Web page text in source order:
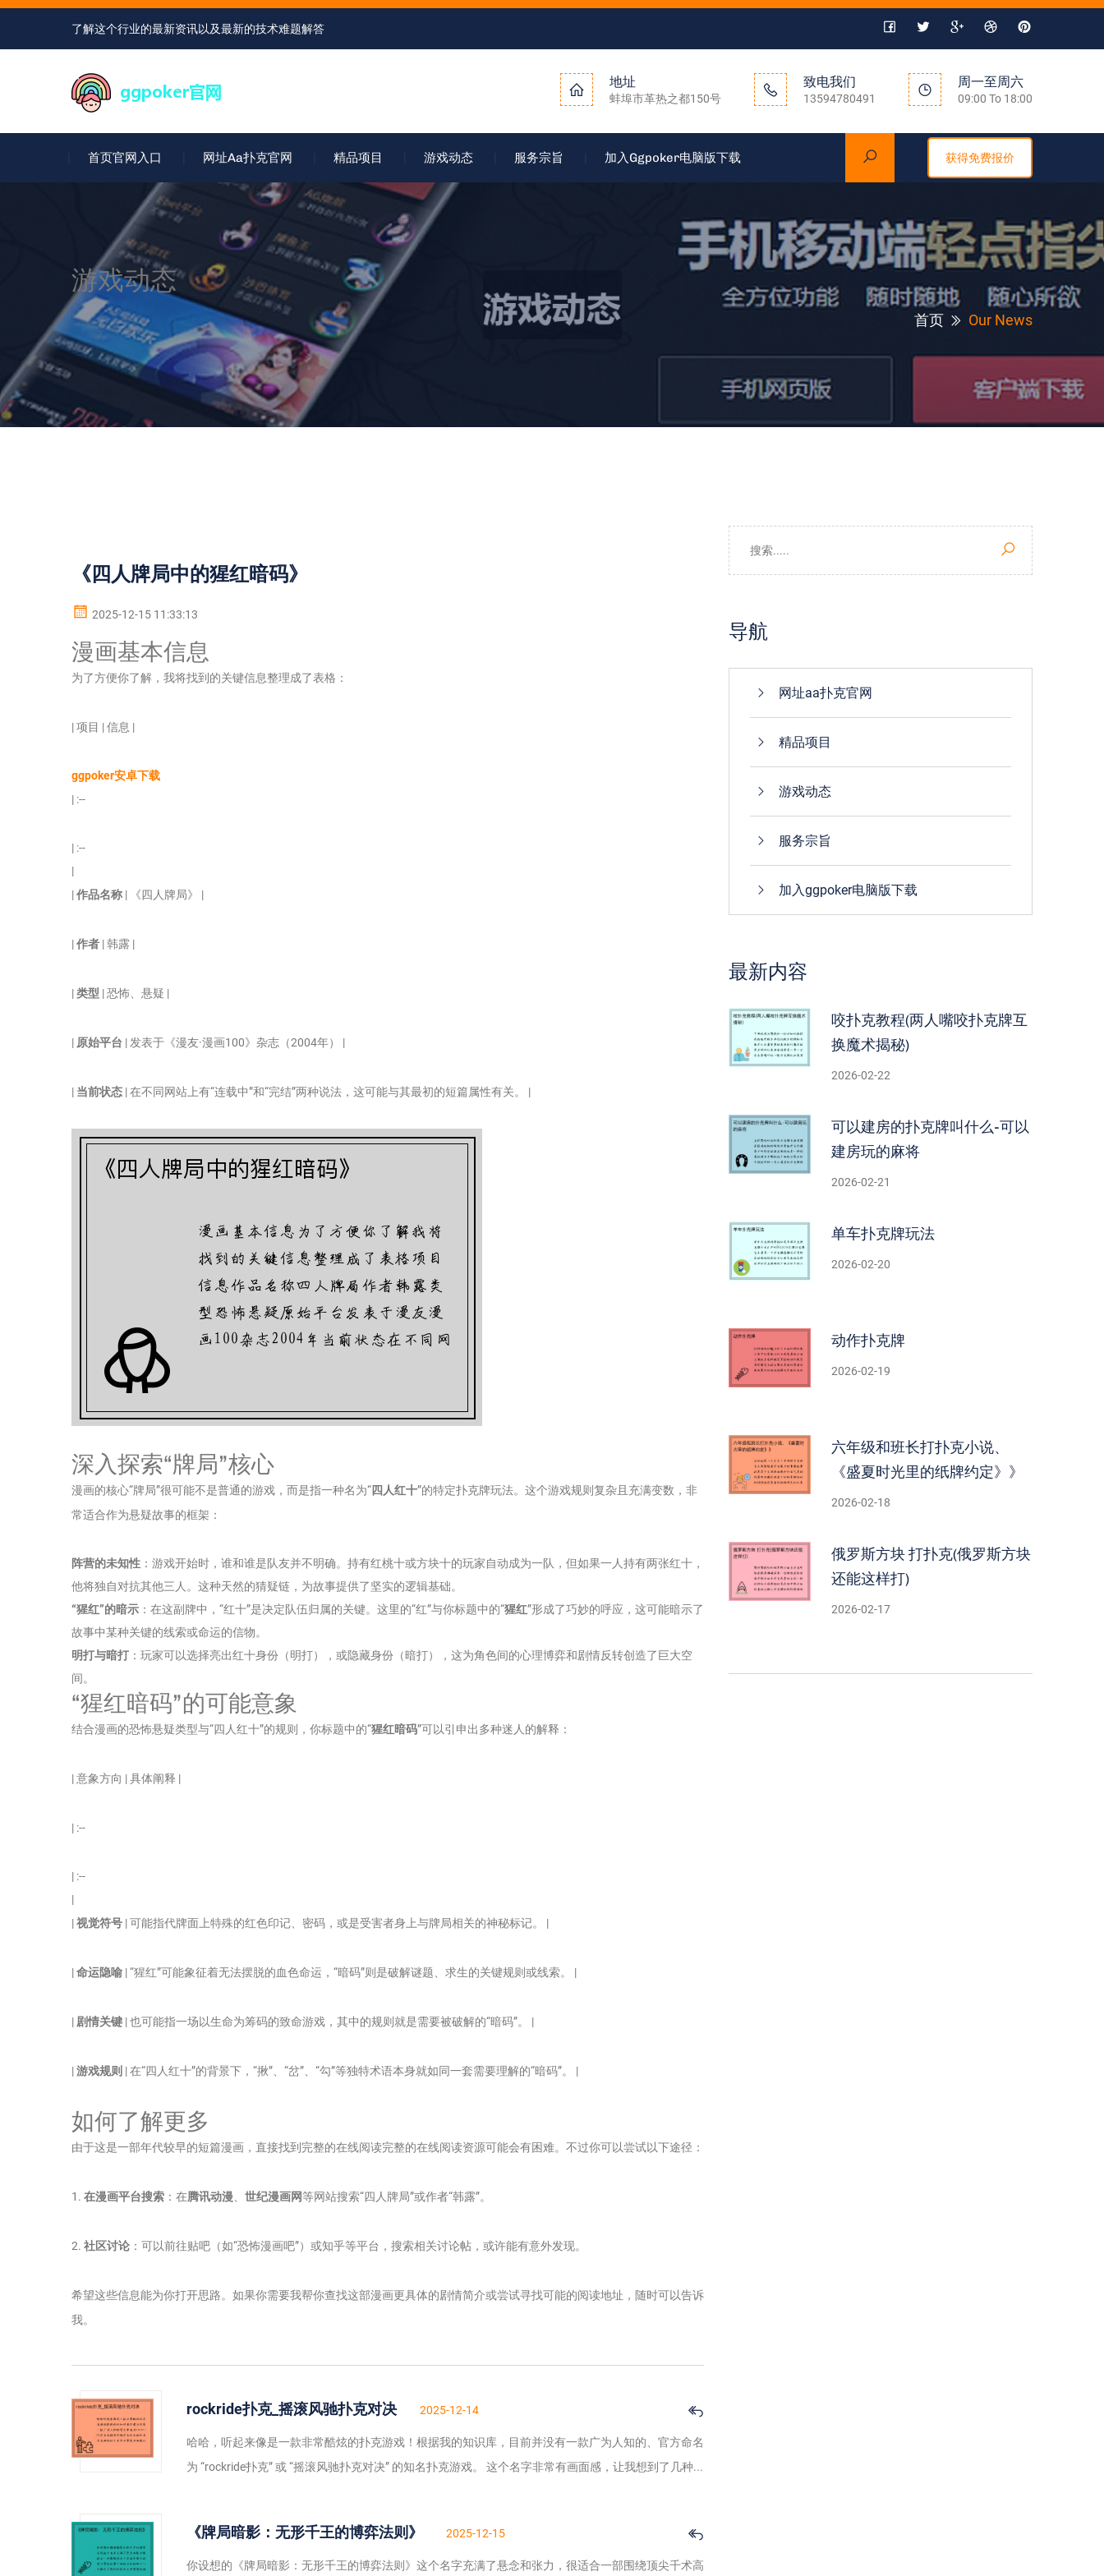
了解这个行业的最新资讯以及最新的技术难题解答
地址
蚌埠市革热之都150号
致电我们
13594780491
周一至周六
09:00 To 18:00
首页官网入口 网址aa扑克官网 精品项目 游戏动态 服务宗旨 加入ggpoker电脑版下载 获得免费报价
游戏动态
首页 Our News
《四人牌局中的猩红暗码》
2025-12-15 11:33:13
漫画基本信息
为了方便你了解，我将找到的关键信息整理成了表格：
| 项目 | 信息 |
ggpoker安卓下载
| :--
| :--
|
|作品名称 | 《四人牌局》 |
|作者 | 韩露 |
|类型 | 恐怖、悬疑 |
| 原始平台 | 发表于《漫友·漫画100》杂志（2004年） |
| 当前状态 | 在不同网站上有“连载中”和“完结”两种说法，这可能与其最初的短篇属性有关。 |
深入探索“牌局”核心
漫画的核心“牌局”很可能不是普通的游戏，而是指一种名为“四人红十”的特定扑克牌玩法。这个游戏规则复杂且充满变数，非
常适合作为悬疑故事的框架：
阵营的未知性 ：游戏开始时，谁和谁是队友并不明确。持有红桃十或方块十的玩家自动成为一队，但如果一人持有两张红十，
他将独自对抗其他三人。这种天然的猜疑链，为故事提供了坚实的逻辑基础。
“猩红”的暗示 ：在这副牌中，“红十”是决定队伍归属的关键。这里的“红”与你标题中的“猩红”形成了巧妙的呼应，这可能暗示了
故事中某种关键的线索或命运的信物。
明打与暗打 ：玩家可以选择亮出红十身份（明打），或隐藏身份（暗打），这为角色间的心理博弈和剧情反转创造了巨大空
间。
“猩红暗码”的可能意象
结合漫画的恐怖悬疑类型与“四人红十”的规则，你标题中的“猩红暗码”可以引申出多种迷人的解释：
| 意象方向 | 具体阐释 |
| :--
| :--
|
|视觉符号 | 可能指代牌面上特殊的红色印记、密码，或是受害者身上与牌局相关的神秘标记。 |
|命运隐喻 | “猩红”可能象征着无法摆脱的血色命运，“暗码”则是破解谜题、求生的关键规则或线索。 |
| 剧情关键 | 也可能指一场以生命为筹码的致命游戏，其中的规则就是需要被破解的“暗码”。 |
|游戏规则 | 在“四人红十”的背景下，“揪”、“岔”、“勾”等独特术语本身就如同一套需要理解的“暗码”。 |
如何了解更多
由于这是一部年代较早的短篇漫画，直接找到完整的在线阅读完整的在线阅读资源可能会有困难。不过你可以尝试以下途径：
1. 在漫画平台搜索 ：在腾讯动漫 世纪漫画网等网站搜索“四人牌局”或作者“韩露”。
2. 社区讨论 ：可以前往贴吧（如“恐怖漫画吧”）或知乎等平台，搜索相关讨论帖，或许能有意外发现。
希望这些信息能为你打开思路。如果你需要我帮你查找这部漫画更具体的剧情简介或尝试寻找可能的阅读地址，随时可以告诉
我。
rockride扑克_摇滚风驰扑克对决 2025-12-14
哈哈，听起来像是一款非常酷炫的扑克游戏！根据我的知识库，目前并没有一款广为人知的、官方命名
为 “rockride扑克” 或 “摇滚风驰扑克对决” 的知名扑克游戏。 这个名字非常有画面感，让我想到了几种...
《牌局暗影：无形千王的博弈法则》 2025-12-15
你设想的《牌局暗影：无形千王的博弈法则》这个名字充满了悬念和张力，很适合一部围绕顶尖千术高
导航
网址aa扑克官网
精品项目
游戏动态
服务宗旨
加入ggpoker电脑版下载
最新内容
咬扑克教程(两人嘴咬扑克牌互
换魔术揭秘)
2026-02-22
可以建房的扑克牌叫什么-可以
建房玩的麻将
2026-02-21
单车扑克牌玩法
2026-02-20
动作扑克牌
2026-02-19
六年级和班长打扑克小说、
《盛夏时光里的纸牌约定》》
2026-02-18
俄罗斯方块 打扑克(俄罗斯方块
还能这样打)
2026-02-17